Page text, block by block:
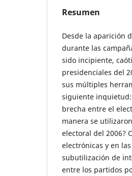
Resumen
Desde la aparición
durante las
sido incipiente,
presidenciales del
sus múltiples
siguiente
brecha entre el
manera se
electoral del 2006?
electrónicas y en
subutilización de
entre los partidos